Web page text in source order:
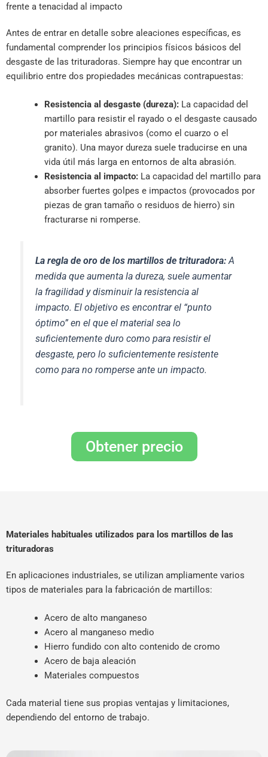
frente a tenacidad al impacto
Antes de entrar en detalle sobre aleaciones específicas, es
fundamental comprender los principios físicos básicos del
desgaste de las trituradoras. Siempre hay que encontrar un
equilibrio entre dos propiedades mecánicas contrapuestas:
Resistencia al desgaste (dureza):La capacidad del
martillo para resistir el rayado o el desgaste causado
por materiales abrasivos (como el cuarzo o el
granito). Una mayor dureza suele traducirse en una
vida útil más larga en entornos de alta abrasión.
Resistencia al impacto:La capacidad del martillo para
absorber fuertes golpes e impactos (provocados por
piezas de gran tamaño o residuos de hierro) sin
fracturarse ni romperse.
La regla de oro de los martillos de trituradora:A
medida que aumenta la dureza, suele aumentar
la fragilidad y disminuir la resistencia al
impacto. El objetivo es encontrar el “punto
óptimo” en el que el material sea lo
suficientemente duro como para resistir el
desgaste, pero lo suficientemente resistente
como para no romperse ante un impacto.
Obtener precio
Materiales habituales utilizados para los martillos de las
trituradoras
En aplicaciones industriales, se utilizan ampliamente varios
tipos de materiales para la fabricación de martillos:
Acero de alto manganeso
Acero al manganeso medio
Hierro fundido con alto contenido de cromo
Acero de baja aleación
Materiales compuestos
Cada material tiene sus propias ventajas y limitaciones,
dependiendo del entorno de trabajo.